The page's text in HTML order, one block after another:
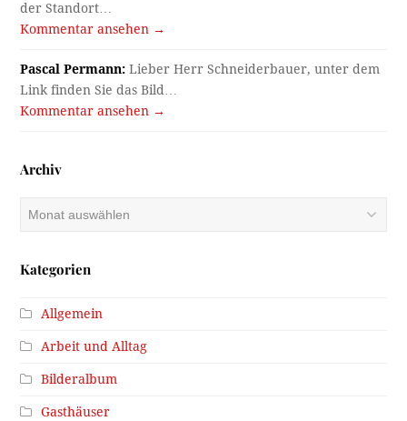
der Standort…
Kommentar ansehen →
Pascal Permann: Lieber Herr Schneiderbauer, unter dem
Link finden Sie das Bild…
Kommentar ansehen →
Archiv
Archiv
Kategorien
Allgemein
Arbeit und Alltag
Bilderalbum
Gasthäuser